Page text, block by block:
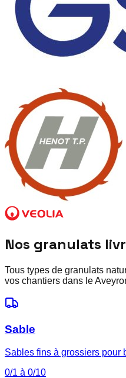
Nos granulats
Tous types de granulats
vos chantiers dans le
Sable
Sables fins à grossiers pour
0/1 à 0/10